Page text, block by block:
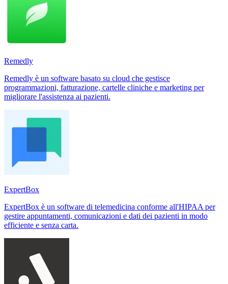
Remedly
Remedly è un software basato su cloud che gestisce
programmazioni, fatturazione, cartelle cliniche e marketing per
migliorare l'assistenza ai pazienti.
ExpertBox
ExpertBox è un software di telemedicina conforme all'HIPAA per
gestire appuntamenti, comunicazioni e dati dei pazienti in modo
efficiente e senza carta.